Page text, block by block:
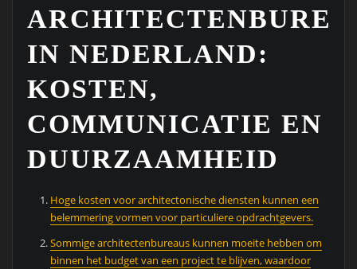
IN NEDERLAND:
KOSTEN,
COMMUNICATIE EN
DUURZAAMHEID
Hoge kosten voor architectonische diensten kunnen een
belemmering vormen voor particuliere opdrachtgevers.
Sommige architectenbureaus kunnen moeite hebben om
binnen het budget van een project te blijven, waardoor